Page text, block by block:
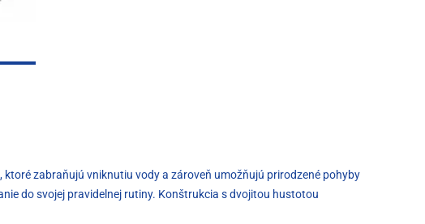
zabraňujú vniknutiu vody a zároveň umožňujú prirodzené pohyby
do svojej pravidelnej rutiny. Konštrukcia s dvojitou hustotou